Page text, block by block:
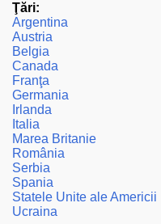
Ţări:
Argentina
Austria
Belgia
Canada
Franţa
Germania
Irlanda
Italia
Marea Britanie
România
Serbia
Spania
Statele Unite ale Americii
Ucraina